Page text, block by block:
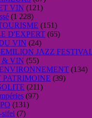
VIN (121)
(1 228)
(151)
D'EXPERT (65)
VIN (24)
JAZZ
& VIN (55)
(134)
PATRIMOINE (39)
(211)
(97)
(131)
sifel (7)